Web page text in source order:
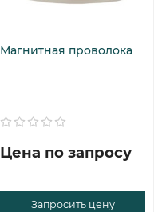
Магнитная проволока
Цена по запросу
Запросить цену